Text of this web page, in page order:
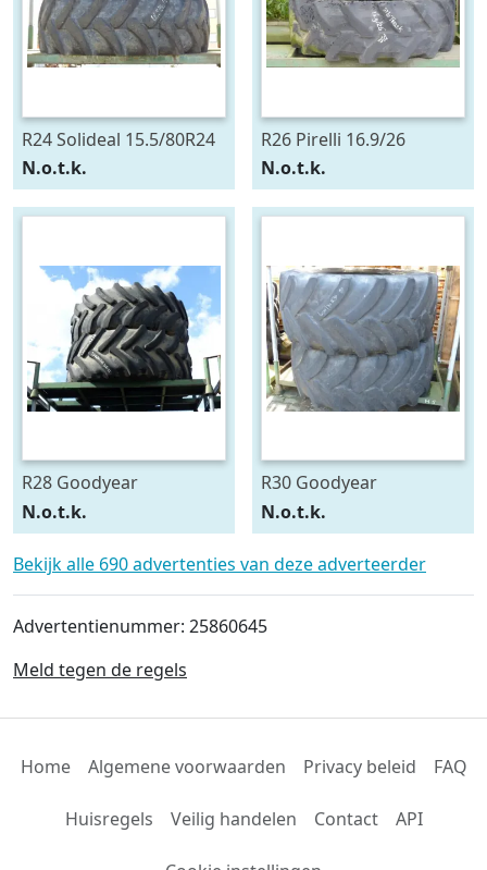
R24 Solideal 15.5/80R24
N.o.t.k.
R26 Pirelli 16.9/26
N.o.t.k.
R28 Goodyear
540/75R28
N.o.t.k.
R30 Goodyear
600/70R30
N.o.t.k.
Bekijk alle 690 advertenties van deze adverteerder
Advertentienummer: 25860645
Meld tegen de regels
Home Algemene voorwaarden Privacy beleid FAQ
Huisregels Veilig handelen Contact API